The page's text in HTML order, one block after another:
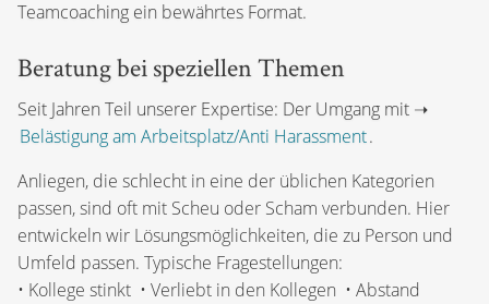
Teamcoaching ein bewährtes Format.
Beratung bei speziellen Themen
Seit Jahren Teil unserer Expertise: Der Umgang mit ➝
Belästigung am Arbeitsplatz/Anti Harassment.
Anliegen, die schlecht in eine der üblichen Kategorien
passen, sind oft mit Scheu oder Scham verbunden. Hier
entwickeln wir Lösungsmöglichkeiten, die zu Person und
Umfeld passen. Typische Fragestellungen:
• Kollege stinkt • Verliebt in den Kollegen • Abstand